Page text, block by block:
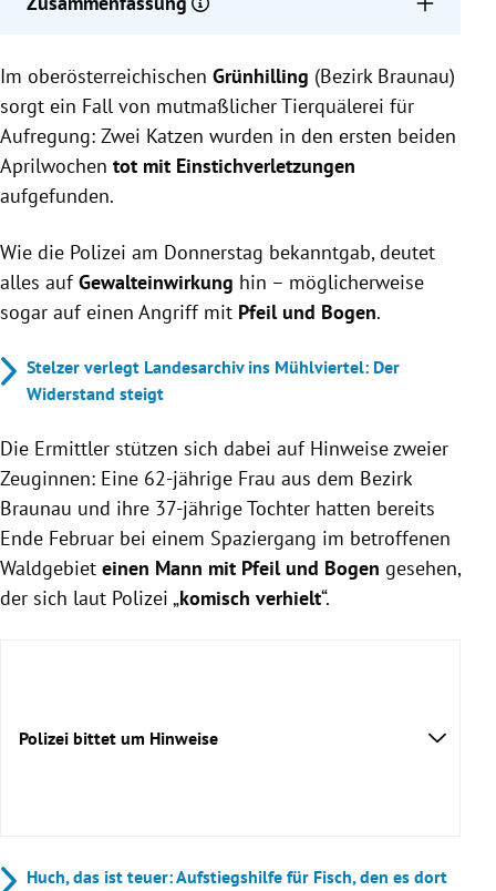
Einstichverletzungen aufgefunden, möglicher
Angriff mit Pfeil und Bogen.
Polizei ermittelt und bittet um Hinweise zur
Aufklärung des Vorfalls.
Zeuginnen sahen verdächtigen Mann mit Pfeil und
Bogen im Waldgebiet.
Im oberösterreichischen Grünhilling (Bezirk Braunau)
sorgt ein Fall von mutmaßlicher Tierquälerei für
Aufregung: Zwei Katzen wurden in den ersten beiden
Aprilwochen tot mit Einstichverletzungen
aufgefunden.
Wie die Polizei am Donnerstag bekanntgab, deutet
alles aufGewalteinwirkung hin – möglicherweise
sogar auf einen Angriff mit Pfeil und Bogen.
Stelzer verlegt Landesarchiv ins Mühlviertel: Der
Widerstand steigt
Die Ermittler stützen sich dabei auf Hinweise zweier
Zeuginnen: Eine 62-jährige Frau aus dem Bezirk
Braunau und ihre 37-jährige Tochter hatten bereits
Ende Februar bei einem Spaziergang im betroffenen
Waldgebiet einen Mann mit Pfeil und Bogen gesehen,
der sich laut Polizei „komisch verhielt“.
Polizei bittet um Hinweise
Huch, das ist teuer: Aufstiegshilfe für Fisch, den es dort